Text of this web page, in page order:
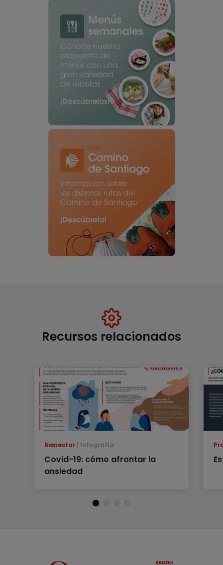
Recursos relacionados
Bienestar Infografía
Covid-19: cómo afrontar la
ansiedad